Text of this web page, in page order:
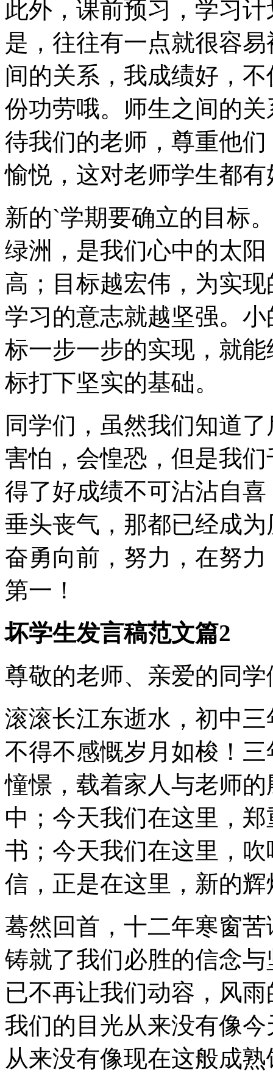
此外，课前预习，学习
是，往往有一点就很容
间的关系，我成绩好，
份功劳哦。师生之间的
待我们的老师，尊重他
愉悦，这对老师学生都
新的`学期要确立的目标
绿洲，是我们心中的太
高；目标越宏伟，为实
学习的意志就越坚强。
标一步一步的实现，就
标打下坚实的基础。
同学们，虽然我们知道
害怕，会惶恐，但是我
得了好成绩不可沾沾自
垂头丧气，那都已经成
奋勇向前，努力，在努
第一！
坏学生发言稿范文篇2
尊敬的老师、亲爱的同
滚滚长江东逝水，初中
不得不感慨岁月如梭！
憧憬，载着家人与老师
中；今天我们在这里，
书；今天我们在这里，
信，正是在这里，新的
蓦然回首，十二年寒窗
铸就了我们必胜的信念
已不再让我们动容，风
我们的目光从来没有像
从来没有像现在这般成